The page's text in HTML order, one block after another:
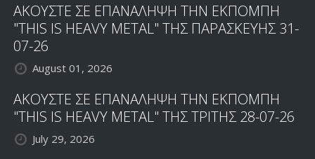
ΑΚΟΥΣΤΕ ΣΕ ΕΠΑΝΑΛΗΨΗ ΤΗΝ ΕΚΠΟΜΠΗ
"THIS IS HEAVY METAL" ΤΗΣ ΠΑΡΑΣΚΕΥΗΣ 31-
07-26
August 01, 2026
ΑΚΟΥΣΤΕ ΣΕ ΕΠΑΝΑΛΗΨΗ ΤΗΝ ΕΚΠΟΜΠΗ
"THIS IS HEAVY METAL" ΤΗΣ ΤΡΙΤΗΣ 28-07-26
July 29, 2026